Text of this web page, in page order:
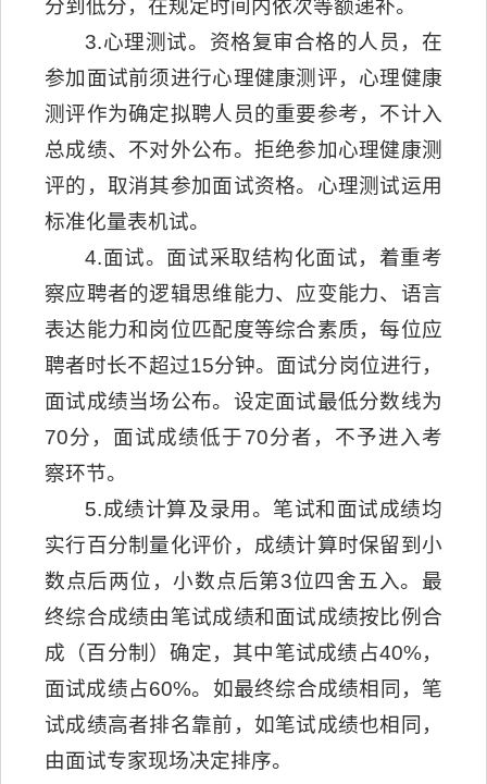
分到低分，在规定时间内依次等额递补。
3.心理测试。资格复审合格的人员，在
参加面试前须进行心理健康测评，心理健康
测评作为确定拟聘人员的重要参考，不计入
总成绩、不对外公布。拒绝参加心理健康测
评的，取消其参加面试资格。心理测试运用
标准化量表机试。
4.面试。面试采取结构化面试，着重考
察应聘者的逻辑思维能力、应变能力、语言
表达能力和岗位匹配度等综合素质，每位应
聘者时长不超过15分钟。面试分岗位进行，
面试成绩当场公布。设定面试最低分数线为
70分，面试成绩低于70分者，不予进入考
察环节。
5.成绩计算及录用。笔试和面试成绩均
实行百分制量化评价，成绩计算时保留到小
数点后两位，小数点后第3位四舍五入。最
终综合成绩由笔试成绩和面试成绩按比例合
成（百分制）确定，其中笔试成绩占40%，
面试成绩占60%。如最终综合成绩相同，笔
试成绩高者排名靠前，如笔试成绩也相同，
由面试专家现场决定排序。